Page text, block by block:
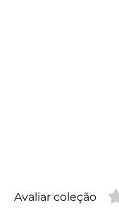
Avaliar coleção